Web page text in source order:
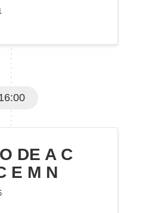
DE A C
E M N